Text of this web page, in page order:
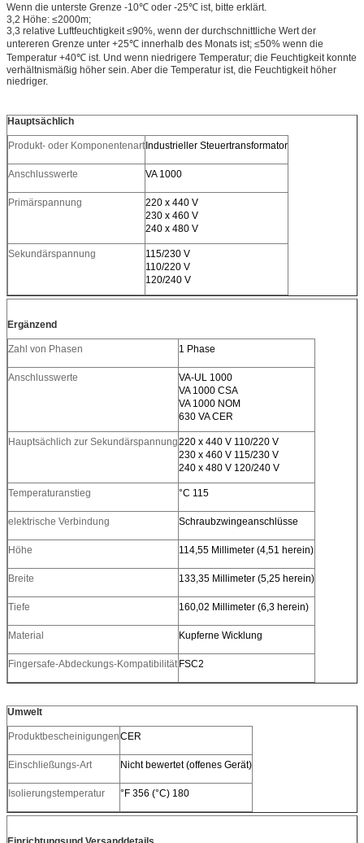
Wenn die unterste Grenze -10℃ oder -25℃ ist, bitte erklärt.
3,2 Höhe: ≤2000m;
3,3 relative Luftfeuchtigkeit ≤90%, wenn der durchschnittliche Wert der
untereren Grenze unter +25℃ innerhalb des Monats ist; ≤50% wenn die
Temperatur +40℃ ist. Und wenn niedrigere Temperatur; die Feuchtigkeit konnte
verhältnismäßig höher sein. Aber die Temperatur ist, die Feuchtigkeit höher
niedriger.
Hauptsächlich
Produkt- oder KomponentenartIndustrieller Steuertransformator
Anschlusswerte VA 1000
Primärspannung
220 x 440 V
230 x 460 V
240 x 480 V
Sekundärspannung
115/230 V
110/220 V
120/240 V
Ergänzend
Zahl von Phasen 1 Phase
Anschlusswerte
VA-UL 1000
VA 1000 CSA
VA 1000 NOM
630 VA CER
Hauptsächlich zur Sekundärspannung220 x 440 V 110/220 V
230 x 460 V 115/230 V
240 x 480 V 120/240 V
Temperaturanstieg °C 115
elektrische Verbindung Schraubzwingeanschlüsse
Höhe 114,55 Millimeter (4,51 herein)
Breite 133,35 Millimeter (5,25 herein)
Tiefe 160,02 Millimeter (6,3 herein)
Material Kupferne Wicklung
Fingersafe-Abdeckungs-Kompatibilität FSC2
Umwelt
ProduktbescheinigungenCER
Einschließungs-Art Nicht bewertet (offenes Gerät)
Isolierungstemperatur °F 356 (°C) 180